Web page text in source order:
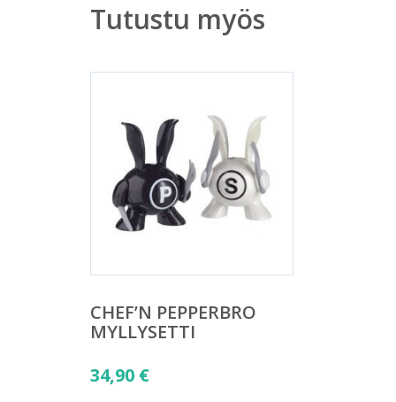
Tutustu myös
CHEF’N PEPPERBRO
MYLLYSETTI
34,90 €